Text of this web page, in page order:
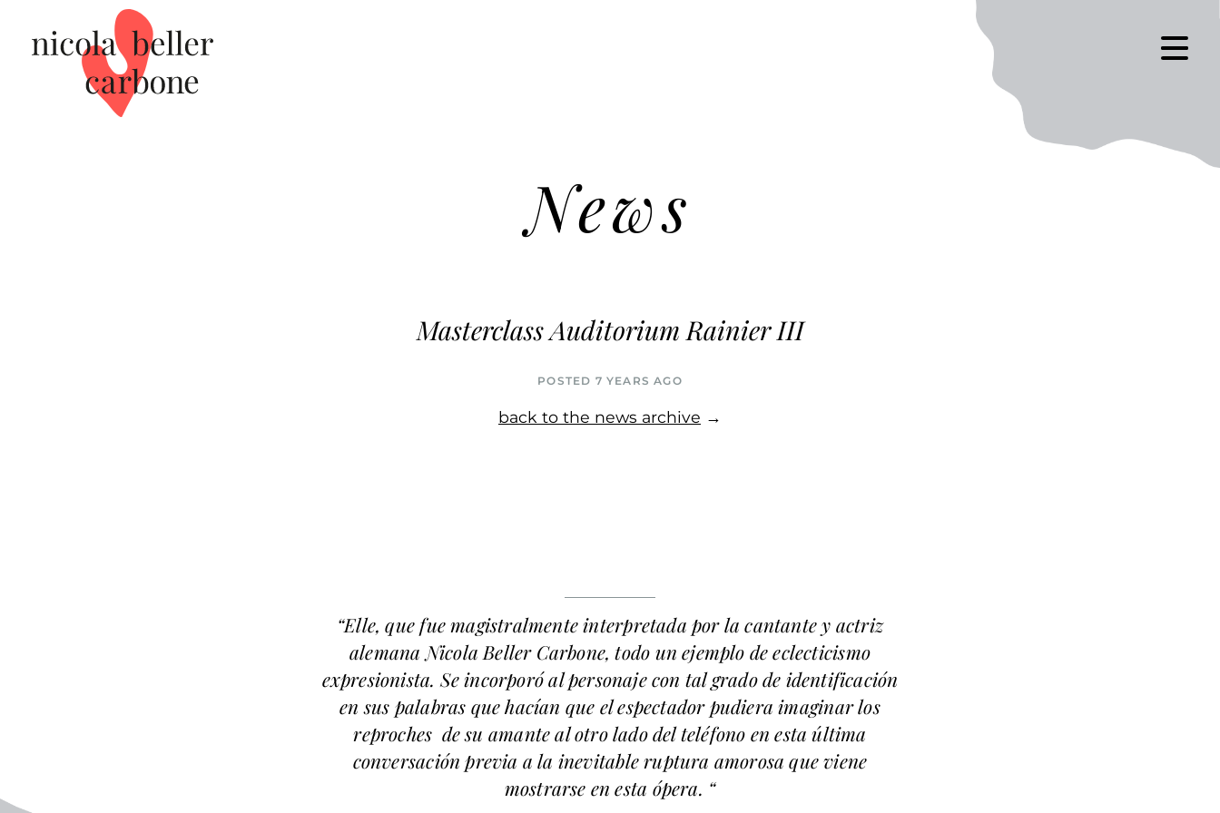
News
Masterclass Auditorium Rainier III
POSTED 7 YEARS AGO
back to the news archive →
“Elle, que fue magistralmente interpretada por la cantante y actriz
alemana Nicola Beller Carbone, todo un ejemplo de eclecticismo
expresionista. Se incorporó al personaje con tal grado de identificación
en sus palabras que hacían que el espectador pudiera imaginar los
reproches de su amante al otro lado del teléfono en esta última
conversación previa a la inevitable ruptura amorosa que viene
mostrarse en esta ópera. “